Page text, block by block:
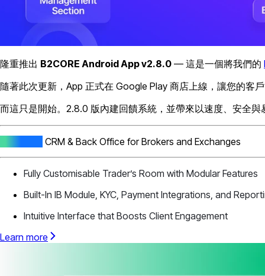
隆重推出 B2CORE Android App v2.8.0 — 這是一個將我們的
隨著此次更新，App 正式在 Google Play 商店上線，讓您的客
而這只是開始。2.8.0 版內建回饋系統，並帶來以速度、安全
CRM & Back Office for Brokers and Exchanges
Fully Customisable Trader’s Room with Modular Features
Built-In IB Module, KYC, Payment Integrations, and
Intuitive Interface that Boosts Client Engagement
Learn more